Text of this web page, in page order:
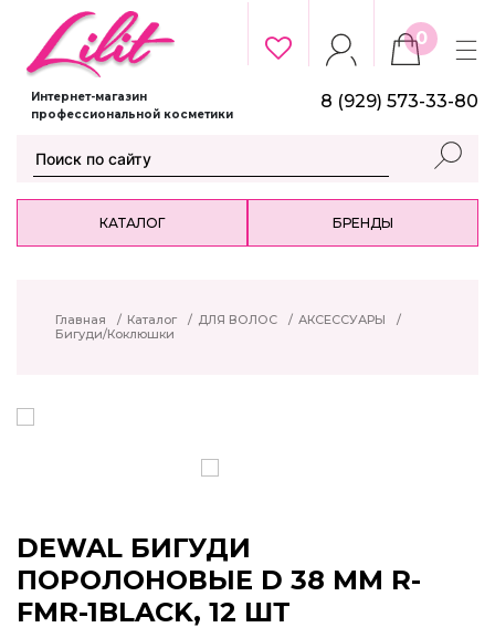
Интернет-магазин
профессиональной косметики
0
8 (929) 573-33-80
КАТАЛОГ БРЕНДЫ
Главная / Каталог / ДЛЯ ВОЛОС / АКСЕССУАРЫ
/
Бигуди/Коклюшки
DEWAL БИГУДИ
ПОРОЛОНОВЫЕ D 38 ММ R-
FMR-1BLACK, 12 ШТ